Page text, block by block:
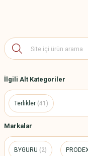
İlgili Alt Kategoriler
Terlikler (41)
Markalar
BYGURU (2)